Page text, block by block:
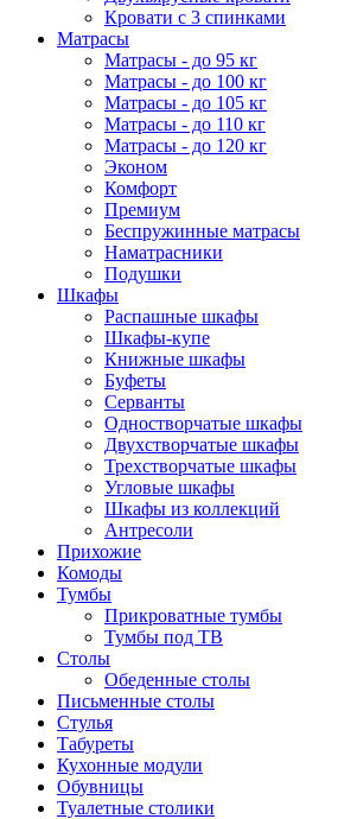
Кровати с 3 спинками
Матрасы
Матрасы - до 95 кг
Матрасы - до 100 кг
Матрасы - до 105 кг
Матрасы - до 110 кг
Матрасы - до 120 кг
Эконом
Комфорт
Премиум
Беспружинные матрасы
Наматрасники
Подушки
Шкафы
Распашные шкафы
Шкафы-купе
Книжные шкафы
Буфеты
Серванты
Одностворчатые шкафы
Двухстворчатые шкафы
Трехстворчатые шкафы
Угловые шкафы
Шкафы из коллекций
Антресоли
Прихожие
Комоды
Тумбы
Прикроватные тумбы
Тумбы под ТВ
Столы
Обеденные столы
Письменные столы
Стулья
Табуреты
Кухонные модули
Обувницы
Туалетные столики